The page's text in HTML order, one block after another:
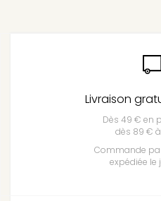
Livraison
Dès 49 € en
dès 89 €
Commande
expédiée le